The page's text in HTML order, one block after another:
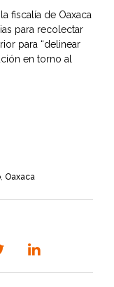
fiscalía de Oaxaca
para recolectar
para “delinear
en torno al
, Oaxaca